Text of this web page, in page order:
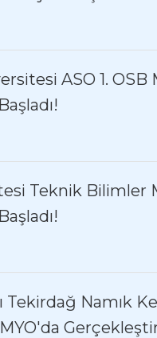
ASO 1.
Teknik Bilimler
Tekirdağ Namık